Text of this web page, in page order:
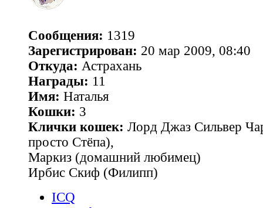
Сообщения: 1319
Зарегистрирован: 20 мар 2009, 08:40
Откуда: Астрахань
Награды: 11
Имя: Наталья
Кошки: 3
Клички кошек: Лорд Джаз Сильвер
просто Стёпа),
Маркиз (домашний любимец)
Ирбис Скиф (Филипп)
ICQ